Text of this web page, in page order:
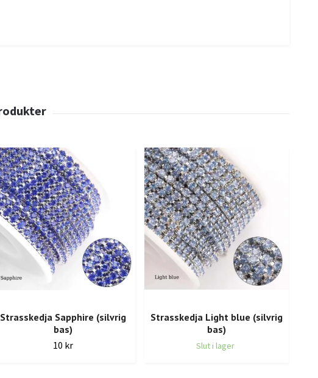
Strasskedja Sapphire (silvrig
bas)
10 kr
Strasskedja Light blue (silvrig
bas)
Slut i lager